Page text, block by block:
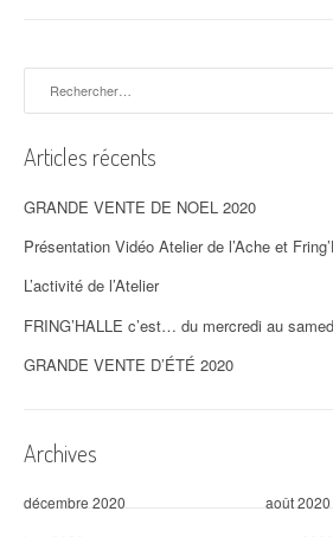
Articles récents
GRANDE VENTE DE NOEL 2020
Présentation Vidéo Atelier de l’Ache et
L’activité de l’Atelier
FRING’HALLE c’est… du mercredi au
GRANDE VENTE D’ÉTÉ 2020
Archives
décembre 2020
août 2020